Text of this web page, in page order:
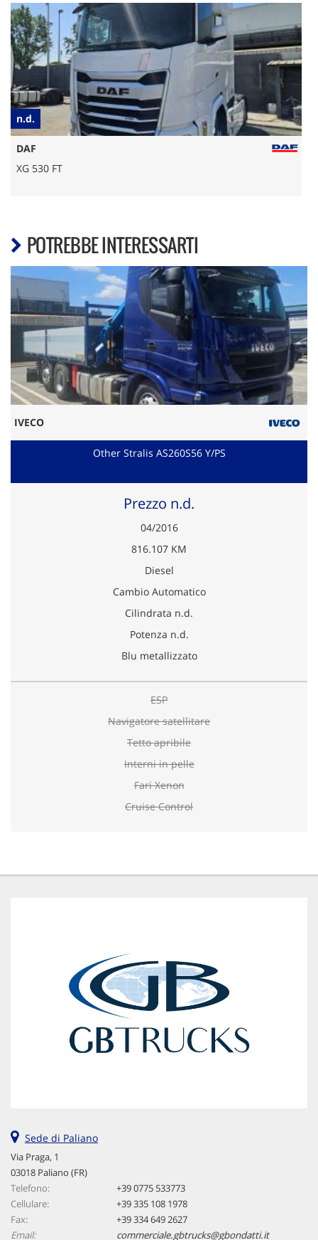
n.d.
DAF
XG 530 FT
POTREBBE INTERESSARTI
IVECO
Other Stralis AS260S56 Y/PS
Prezzo n.d.
04/2016
816.107 KM
Diesel
Cambio Automatico
Cilindrata n.d.
Potenza n.d.
Blu metallizzato
ESP
Navigatore satellitare
Tetto apribile
Interni in pelle
Fari Xenon
Cruise Control
Sede di Paliano
Via Praga, 1
03018 Paliano (FR)
Telefono:
+39 0775 533773
Cellulare:
+39 335 108 1978
Fax:
+39 334 649 2627
Email:
commerciale.gbtrucks@gbondatti.it